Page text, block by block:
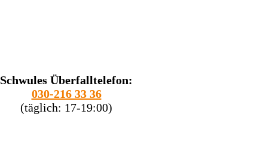
Schwules Überfalltelefon:
030-216 33 36
(täglich: 17-19:00)